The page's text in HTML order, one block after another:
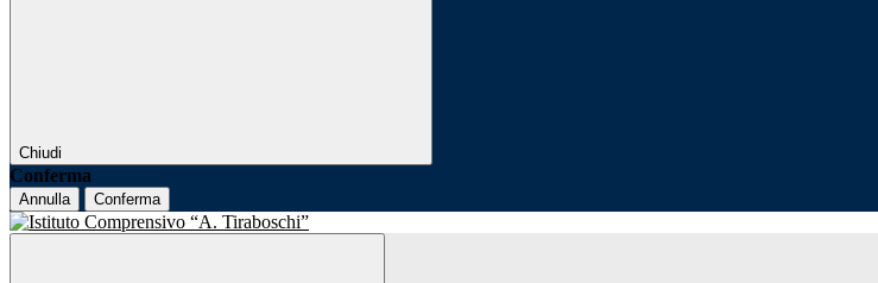
Chiudi
Conferma
Annulla Conferma